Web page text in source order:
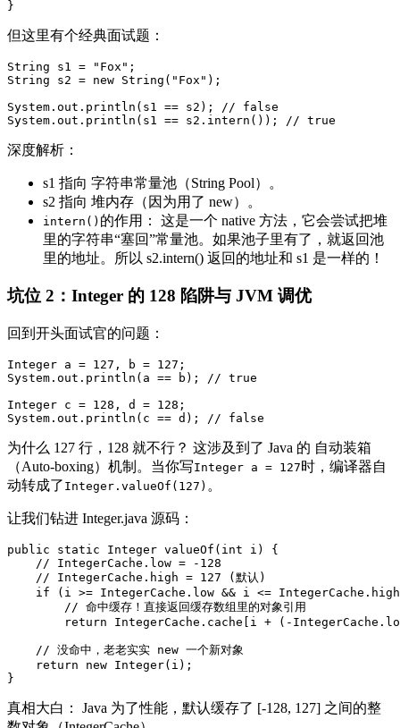
但这里有个经典面试题：
String s1 = "Fox";
String s2 = new String("Fox");
System.out.println(s1 == s2); // false
深度解析：
s1 指向 字符串常量池（String Pool）。
s2 指向 堆内存（因为用了 new）。
intern() 的作用： 这是一个 native 方法，它会尝试把堆
里的字符串“塞回”常量池。如果池子里有了，就返回池
里的地址。所以 s2.intern() 返回的地址和 s1 是一样的！
坑位 2：Integer 的 128 陷阱与 JVM 调优
回到开头面试官的问题：
Integer a = 127, b = 127;
System.out.println(a == b); // true
Integer c = 128, d = 128;
为什么 127 行，128 就不行？ 这涉及到了 Java 的 自动装箱
（Auto-boxing）机制。当你写Integer a = 127时，编译器自
动转成了 Integer.valueOf(127) 。
让我们钻进 Integer.java 源码：
public static Integer valueOf(int i) {
// IntegerCache.low = -128
// IntegerCache.high = 127 (默认)
if (i >= IntegerCache.low && i <=
// 命中缓存！直接返回缓存数组里的对象引用
return IntegerCache.cache[i + (-
// 没命中，老老实实 new 一个新对象
return new Integer(i);
真相大白： Java 为了性能，默认缓存了 [-128, 127] 之间的整